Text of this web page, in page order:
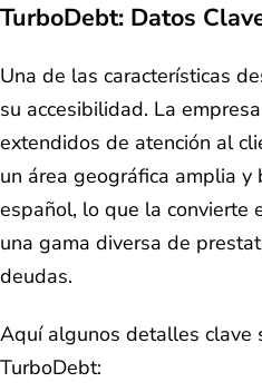
TurboDebt: Datos
Una de las características
su accesibilidad. La
extendidos de atención al
un área geográfica amplia y
español, lo que la convierte
una gama diversa de
deudas.
Aquí algunos detalles clave
TurboDebt: